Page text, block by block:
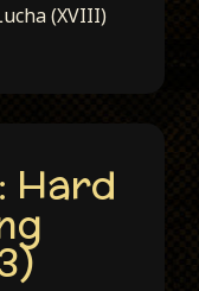
(XVIII)
Hard